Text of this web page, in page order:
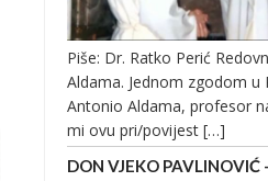
Piše: Dr. Ratko Perić
Aldama. Jednom zgodom u
Antonio Aldama, profesor
mi ovu pri/povijest […]
DON VJEKO PAVLINOVIĆ